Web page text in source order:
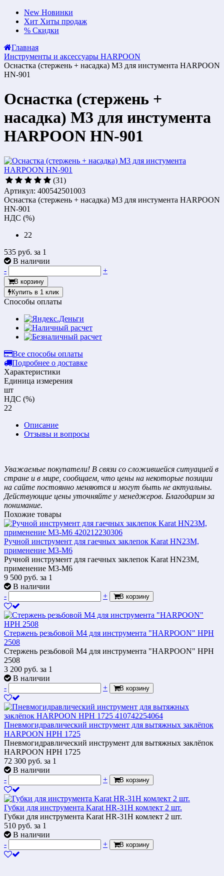
New Новинки
Хит Хиты продаж
% Скидки
Главная
Инструменты и аксессуары HARPOON
Оснастка (стержень + насадка) М3 для инстумента HARPOON
HN-901
Оснастка (стержень +
насадка) М3 для инстумента
HARPOON HN-901
(31)
Артикул: 400542501003
Оснастка (стержень + насадка) М3 для инстумента HARPOON
HN-901
НДС (%)
22
535 руб. за 1
В наличии
-
+
В корзину
Купить в 1 клик
Способы оплаты
Все способы оплаты
Подробнее о доставке
Характеристики
Единица измерения
шт
НДС (%)
22
Описание
Отзывы и вопросы
Уважаемые покупатели! В связи со сложившейся ситуацией в
стране и в мире, сообщаем, что цены на некоторые позиции
на сайте постоянно меняются и могут быть не актуальны.
Действующие цены уточняйте у менеджеров. Благодарим за
понимание.
Похожие товары
Ручной инструмент для гаечных заклепок Karat HN23М,
применение М3-М6
Ручной инструмент для гаечных заклепок Karat HN23М,
применение М3-М6
9 500 руб. за 1
В наличии
-
+ В корзину
Стержень резьбовой M4 для инструмента "HARPOON" HPH
2508
Стержень резьбовой M4 для инструмента "HARPOON" HPH
2508
3 200 руб. за 1
В наличии
-
+ В корзину
Пневмогидравлический инструмент для вытяжных заклёпок
HARPOON HPH 1725
Пневмогидравлический инструмент для вытяжных заклёпок
HARPOON HPH 1725
72 300 руб. за 1
В наличии
-
+ В корзину
Губки для инструмента Karat HR-31H комлект 2 шт.
Губки для инструмента Karat HR-31H комлект 2 шт.
510 руб. за 1
В наличии
-
+ В корзину